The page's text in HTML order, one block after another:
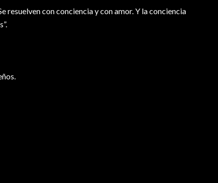
resuelven con conciencia y con amor. Y la conciencia